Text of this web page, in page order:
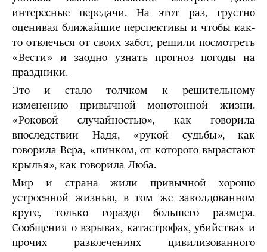
интересные передачи. На этот раз, грустно
оценивая ближай­шие перспективы и чтобы как-
то отвлечься от своих забот, решили посмот­реть
«Вести» и заодно узнать прогноз погоды на
праздники.
Это и стало толчком к решительному
изменению привычной монотон­ной жизни.
«Роковой случайностью», как говорила
впоследствии Надя, «рукой судьбы», как
говорила Вера, «пинком, от которого вырастают
крылья», как говорила Люба.
Мир и страна жили привычной хорошо
устроенной жизнью, в том же заколдованном
круге, только гораздо большего размера.
Сообщения о взры­вах, катастрофах, убийствах и
прочих развлечениях цивилизованного